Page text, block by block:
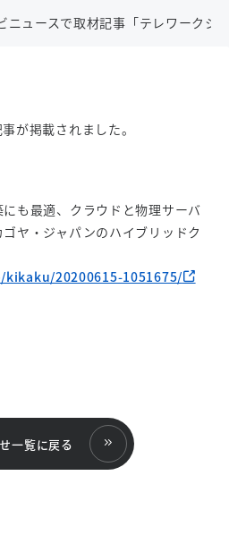
ニュースで取材記事「テレワークシ
が掲載されました。
も最適、クラウドと物理サーバ
ヤ・ジャパンのハイブリッドク
20200615-1051675/
一覧に戻る